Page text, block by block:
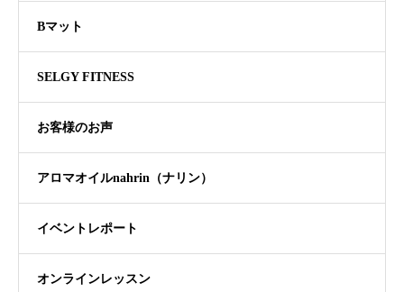
Bマット
SELGY FITNESS
お客様のお声
アロマオイルnahrin（ナリン）
イベントレポート
オンラインレッスン